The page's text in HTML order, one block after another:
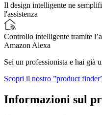
Il design intelligente ne
l'assistenza
Controllo intelligente tramite
Amazon Alexa
Sei un professionista e hai già
Scopri il nostro ”product
Informazioni sul